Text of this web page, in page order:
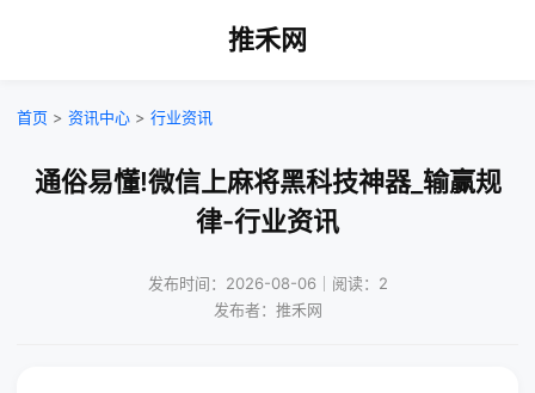
推禾网
首页 > 资讯中心 > 行业资讯
通俗易懂!微信上麻将黑科技神器_输赢规
律-行业资讯
发布时间：2026-08-06｜阅读：2
发布者：推禾网